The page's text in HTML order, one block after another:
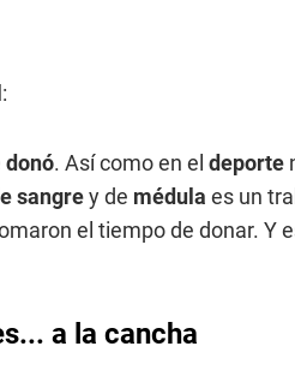
:
donó. Así como en el deporte
sangrey de médula es un
el tiempo de donar. Y
a la cancha